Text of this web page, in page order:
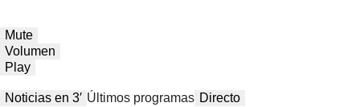
Mute
Volumen
Play
Noticias en 3′ Últimos programas Directo